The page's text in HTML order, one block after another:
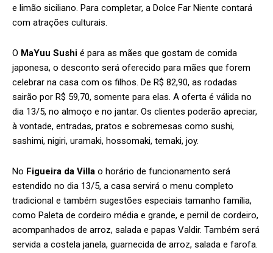
e limão siciliano. Para completar, a Dolce Far Niente contará
com atrações culturais.
O MaYuu Sushi é para as mães que gostam de comida
japonesa, o desconto será oferecido para mães que forem
celebrar na casa com os filhos. De R$ 82,90, as rodadas
sairão por R$ 59,70, somente para elas. A oferta é válida no
dia 13/5, no almoço e no jantar. Os clientes poderão apreciar,
à vontade, entradas, pratos e sobremesas como sushi,
sashimi, nigiri, uramaki, hossomaki, temaki, joy.
No Figueira da Villa o horário de funcionamento será
estendido no dia 13/5, a casa servirá o menu completo
tradicional e também sugestões especiais tamanho família,
como Paleta de cordeiro média e grande, e pernil de cordeiro,
acompanhados de arroz, salada e papas Valdir. Também será
servida a costela janela, guarnecida de arroz, salada e farofa.